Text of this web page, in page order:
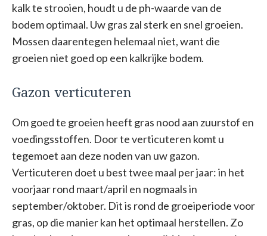
kalk te strooien, houdt u de ph-waarde van de
bodem optimaal. Uw gras zal sterk en snel groeien.
Mossen daarentegen helemaal niet, want die
groeien niet goed op een kalkrijke bodem.
Gazon verticuteren
Om goed te groeien heeft gras nood aan zuurstof en
voedingsstoffen. Door te verticuteren komt u
tegemoet aan deze noden van uw gazon.
Verticuteren doet u best twee maal per jaar: in het
voorjaar rond maart/april en nogmaals in
september/oktober. Dit is rond de groeiperiode voor
gras, op die manier kan het optimaal herstellen. Zo